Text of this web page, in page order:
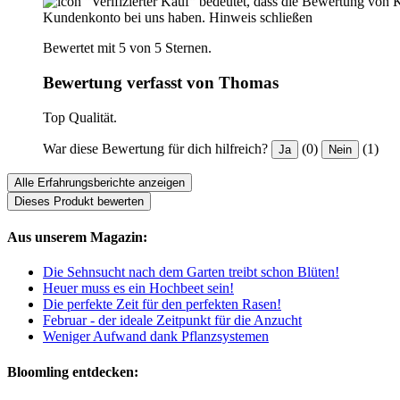
Kundenkonto bei uns haben. Hinweis schließen
Bewertet mit 5 von 5 Sternen.
Bewertung verfasst von Thomas
Top Qualität.
War diese Bewertung für dich hilfreich? Ja (0) Nein (1)
Alle Erfahrungsberichte anzeigen
Dieses Produkt bewerten
Aus unserem Magazin:
Die Sehnsucht nach dem Garten treibt schon Blüten!
Heuer muss es ein Hochbeet sein!
Die perfekte Zeit für den perfekten Rasen!
Februar - der ideale Zeitpunkt für die Anzucht
Weniger Aufwand dank Pflanzsystemen
Bloomling entdecken: